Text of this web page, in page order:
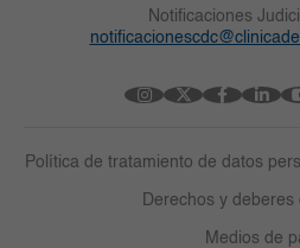
Notificaciones
Política de tratamiento de datos
Derechos y deberes
Medios de